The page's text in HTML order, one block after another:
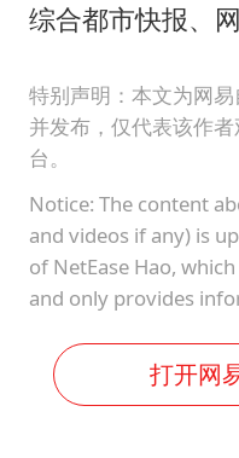
综合都市快报、网
特别声明：本文为网
并发布，仅代表该作
台。
Notice: The content
and videos if any) is
of NetEase Hao,
and only provides
打开网